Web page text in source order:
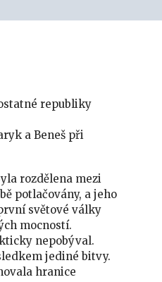
republiky
a Beneš při
rozdělena mezi
potlačovány, a jeho
světové války
mocností.
nepobýval.
jediné bitvy.
hranice